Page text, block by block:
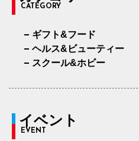
CATEGORY
ギフト&フード
ヘルス&ビューティー
スクール&ホビー
イベント
EVENT